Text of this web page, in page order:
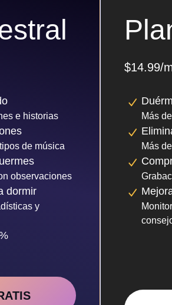
e historias
de música
observaciones
dormir
y
$14.99/
Más
Más